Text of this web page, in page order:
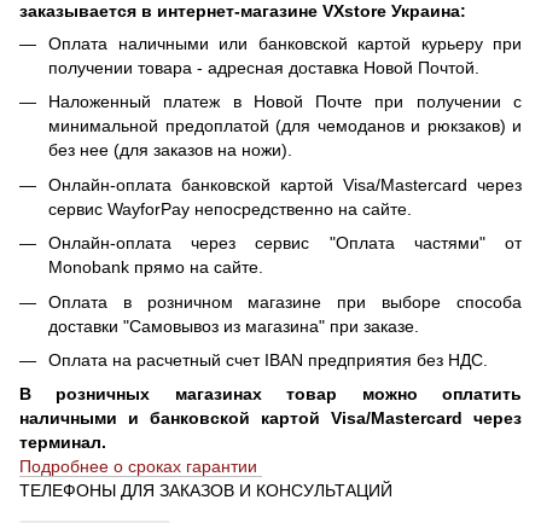
заказывается в интернет-магазине VXstore Украина:
Оплата наличными или банковской картой курьеру при
получении товара - адресная доставка Новой Почтой.
Наложенный платеж в Новой Почте при получении с
минимальной предоплатой (для чемоданов и рюкзаков) и
без нее (для заказов на ножи).
Онлайн-оплата банковской картой Visa/Mastercard через
сервис WayforPay непосредственно на сайте.
Онлайн-оплата через сервис "Оплата частями" от
Monobank прямо на сайте.
Оплата в розничном магазине при выборе способа
доставки "Самовывоз из магазина" при заказе.
Оплата на расчетный счет IBAN предприятия без НДС.
В розничных магазинах товар можно оплатить
наличными и банковской картой Visa/Mastercard через
терминал.
Подробнее о сроках гарантии
ТЕЛЕФОНЫ ДЛЯ ЗАКАЗОВ И КОНСУЛЬТАЦИЙ